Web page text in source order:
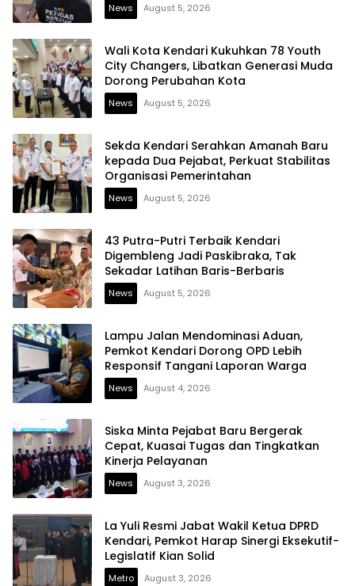
News August 5, 2026
Wali Kota Kendari Kukuhkan 78 Youth
City Changers, Libatkan Generasi Muda
Dorong Perubahan Kota
News August 5, 2026
Sekda Kendari Serahkan Amanah Baru
kepada Dua Pejabat, Perkuat Stabilitas
Organisasi Pemerintahan
News August 5, 2026
43 Putra-Putri Terbaik Kendari
Digembleng Jadi Paskibraka, Tak
Sekadar Latihan Baris-Berbaris
News August 5, 2026
Lampu Jalan Mendominasi Aduan,
Pemkot Kendari Dorong OPD Lebih
Responsif Tangani Laporan Warga
News August 4, 2026
Siska Minta Pejabat Baru Bergerak
Cepat, Kuasai Tugas dan Tingkatkan
Kinerja Pelayanan
News August 3, 2026
La Yuli Resmi Jabat Wakil Ketua DPRD
Kendari, Pemkot Harap Sinergi Eksekutif-
Legislatif Kian Solid
Metro August 3, 2026